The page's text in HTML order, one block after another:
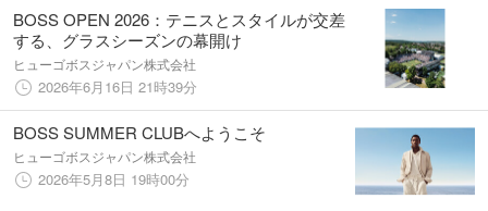
BOSS OPEN 2026：テニスとスタイルが交差
する、グラスシーズンの幕開け
ヒューゴボスジャパン株式会社
2026年6月16日 21時39分
BOSS SUMMER CLUBへようこそ
ヒューゴボスジャパン株式会社
2026年5月8日 19時00分